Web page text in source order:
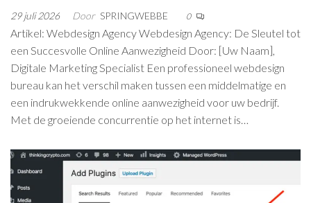
29 juli 2026 Door SPRINGWEBBE 0
Artikel: Webdesign Agency Webdesign Agency: De Sleutel tot
een Succesvolle Online Aanwezigheid Door: [Uw Naam],
Digitale Marketing Specialist Een professioneel webdesign
bureau kan het verschil maken tussen een middelmatige en
een indrukwekkende online aanwezigheid voor uw bedrijf.
Met de groeiende concurrentie op het internet is…